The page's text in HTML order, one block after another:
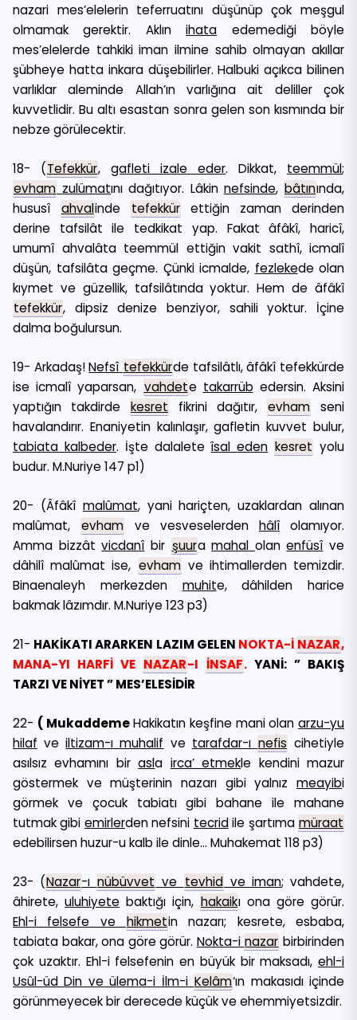
nazari mes’elelerin teferruatını düşünüp çok meşgul
olmamak gerektir. Aklınihata edemediği böyle
mes’elelerde tahkiki iman ilmine sahib olmayan akıllar
şübheye hatta inkara düşebilirler. Halbuki açıkca bilinen
varlıklar aleminde Allah’ın varlığına ait deliller çok
kuvvetlidir. Bu altı esastan sonra gelen son kısmında bir
nebze görülecektir.
18- (Tefekkür, gafleti izale eder. Dikkat, teemmül;
evham zulümatını dağıtıyor. Lâkin nefsinde, bâtınında,
hususî ahvalinde tefekkür ettiğin zaman derinden
derine tafsilât ile tedkikat yap. Fakat âfâkî, haricî,
umumî ahvalâta teemmül ettiğin vakit sathî, icmalî
düşün, tafsilâta geçme. Çünki icmalde, fezlekede olan
kıymet ve güzellik, tafsilâtında yoktur. Hem de âfâkî
tefekkür, dipsiz denize benziyor, sahili yoktur. İçine
dalma boğulursun.
19- Arkadaş!Nefsî tefekkürde tafsilâtlı, âfâkî tefekkürde
ise icmalî yaparsan, vahdete takarrüb edersin. Aksini
yaptığın takdirde kesret fikrini dağıtır, evham seni
havalandırır. Enaniyetin kalınlaşır, gafletin kuvvet bulur,
tabiata kalbeder. İşte dalaleteîsal eden kesret yolu
budur. M.Nuriye 147 p1)
20- (Âfâkî malûmat, yani hariçten, uzaklardan alınan
malûmat, evham ve vesveselerden hâlî olamıyor.
Amma bizzâtvicdanî bir şuuramahal olanenfüsî ve
dâhilî malûmat ise, evham ve ihtimallerden temizdir.
Binaenaleyh merkezden muhite, dâhilden harice
bakmak lâzımdır. M.Nuriye 123 p3)
21- HAKİKATI ARARKEN LAZIM GELEN NOKTA-İ NAZAR,
MANA-YI HARFİ VE NAZAR-I İNSAF. YANİ: ” BAKIŞ
TARZI VE NİYET ” MES’ELESİDİR
22- ( MukaddemeHakikatın keşfine mani olanarzu-yu
hilaf veiltizam-ı muhalif ve tarafdar-ı nefis cihetiyle
asılsız evhamını birasla irca’ etmekle kendini mazur
göstermek ve müşterinin nazarı gibi yalnız meayibi
görmek ve çocuk tabiatı gibi bahane ile mahane
tutmak gibi emirlerden nefsini tecridile şartıma müraat
edebilirsen huzur-u kalb ile dinle… Muhakemat 118 p3)
23- (Nazar-ı nübüvvet ve tevhid ve iman; vahdete,
âhirete, uluhiyete baktığı için, hakaikı ona göre görür.
Ehl-i felsefe ve hikmetin nazarı; kesrete, esbaba,
tabiata bakar, ona göre görür. Nokta-i nazar birbirinden
çok uzaktır. Ehl-i felsefenin en büyük bir maksadı, ehl-i
Usûl-üd Din ve ülema-i İlm-i Kelâm‘ın makasıdı içinde
görünmeyecek bir derecede küçük ve ehemmiyetsizdir.